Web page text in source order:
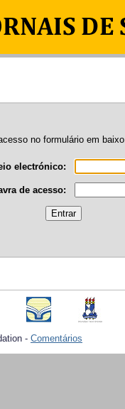
no formulário em baixo.
electrónico:
de acesso:
- Comentários